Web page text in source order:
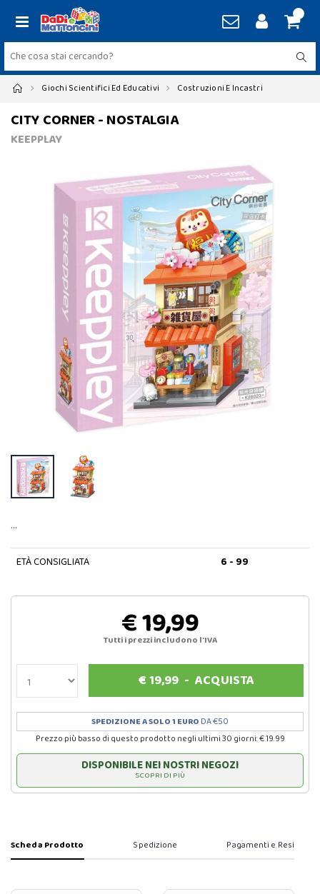
Giochi Scientifici Ed Educativi Costruzioni E Incastri
CITY CORNER - NOSTALGIA
KEEPPLAY
…
ETÀ CONSIGLIATA 6 - 99
€ 19,99
Tutti i prezzi includono l'IVA
€19,99- ACQUISTA
SPEDIZIONE A SOLO 1 EURO DA €50
Prezzo più basso di questo prodotto negli ultimi 30 giorni: € 19.99
DISPONIBILE NEI NOSTRI NEGOZI
SCOPRI DI PIÙ
Scheda Prodotto Spedizione Pagamenti e Resi